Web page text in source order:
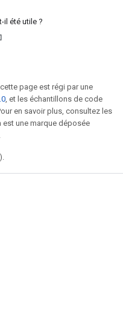
il été utile ?
page est régi par une
, et les échantillons de code
en savoir plus, consultez les
est une marque déposée